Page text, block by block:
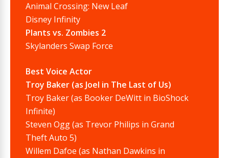
Animal Crossing: New Leaf
Disney Infinity
Plants vs. Zombies 2
Skylanders Swap Force
Best Voice Actor
Troy Baker (as Joel in The Last of Us)
Troy Baker (as Booker DeWitt in BioShock
Infinite)
Steven Ogg (as Trevor Philips in Grand
Theft Auto 5)
Willem Dafoe (as Nathan Dawkins in